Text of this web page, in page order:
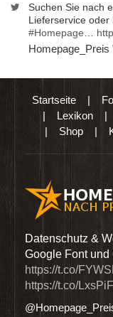
Suchen Sie nach
Lieferservice oder
#Homepage
Homepage_Preis
Startseite|
| Lexikon |
| Shop |
Datenschutz &
Google Font und
https://t.co/
https://t.co/